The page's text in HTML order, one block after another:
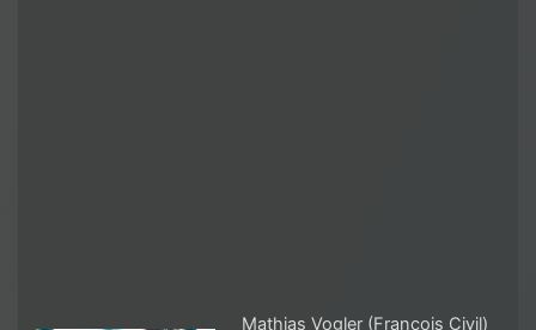
Mathias Vogler (François Civil)